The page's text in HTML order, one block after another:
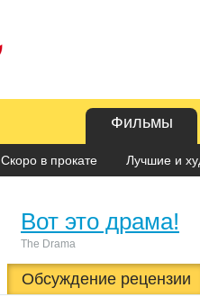
Фильмы
Скоро в прокате Лучшие и
Вот это драма!
The Drama
Обсуждение рецензии